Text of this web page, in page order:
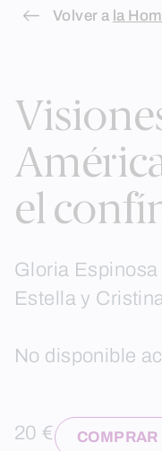
Skip
Volver a la
el
Gloria
Estella y
No disponible
20 € COMPRAR